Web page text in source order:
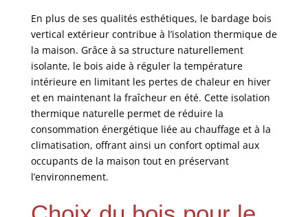
En plus de ses qualités esthétiques, le bardage bois
vertical extérieur contribue à l’isolation thermique de
la maison. Grâce à sa structure naturellement
isolante, le bois aide à réguler la température
intérieure en limitant les pertes de chaleur en hiver
et en maintenant la fraîcheur en été. Cette isolation
thermique naturelle permet de réduire la
consommation énergétique liée au chauffage et à la
climatisation, offrant ainsi un confort optimal aux
occupants de la maison tout en préservant
l’environnement.